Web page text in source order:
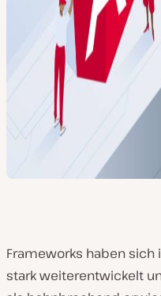
Frameworks haben sich
stark weiterentwickelt